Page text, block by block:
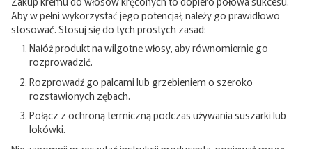
Aby w pełni wykorzystać jego potencjał, należy go prawidłowo
stosować. Stosuj się do tych prostych zasad:
Nałóż produkt na wilgotne włosy, aby równomiernie go
rozprowadzić.
Rozprowadź go palcami lub grzebieniem o szeroko
rozstawionych zębach.
Połącz z ochroną termiczną podczas używania suszarki lub
lokówki.